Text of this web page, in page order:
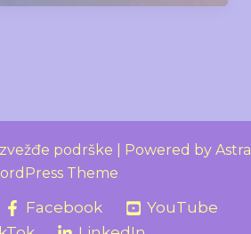
podrške | Powered by Astra
Theme
Facebook
YouTube